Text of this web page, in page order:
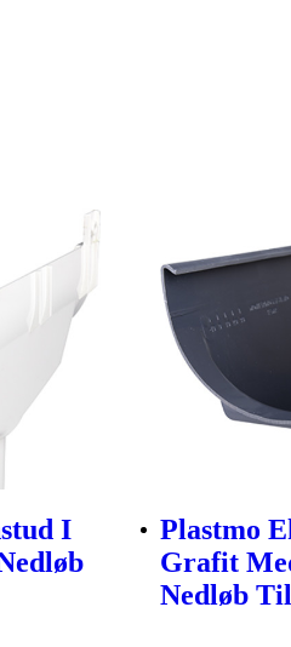
I
Plastmo
Grafit
Nedløb